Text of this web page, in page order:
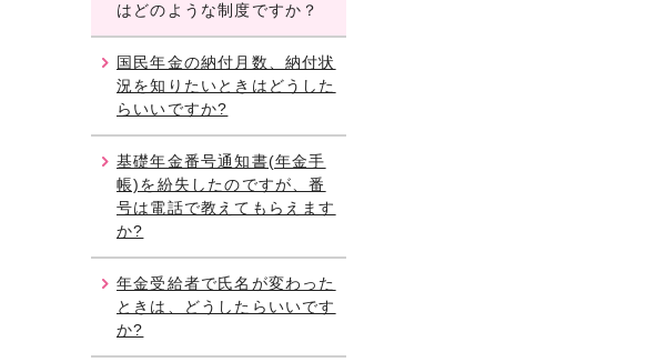
はどのような制度ですか？
国民年金の納付月数、納付状
況を知りたいときはどうした
らいいですか?
基礎年金番号通知書(年金手
帳)を紛失したのですが、番
号は電話で教えてもらえます
か?
年金受給者で氏名が変わった
ときは、どうしたらいいです
か?